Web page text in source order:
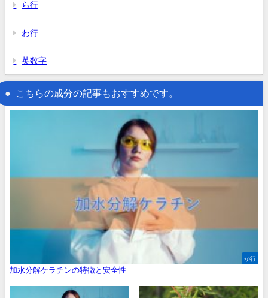
ら行
わ行
英数字
こちらの成分の記事もおすすめです。
か行
加水分解ケラチンの特徴と安全性